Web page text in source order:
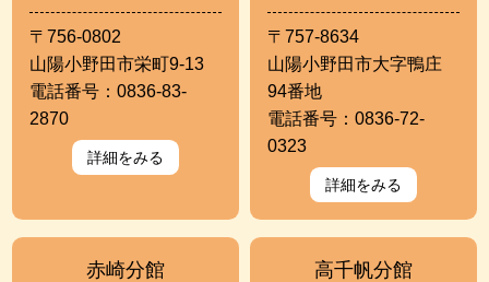
〒756-0802
山陽小野田市栄町9-13
電話番号：0836-83-
2870
詳細をみる
〒757-8634
山陽小野田市大字鴨庄
94番地
電話番号：0836-72-
0323
詳細をみる
赤崎分館 高千帆分館